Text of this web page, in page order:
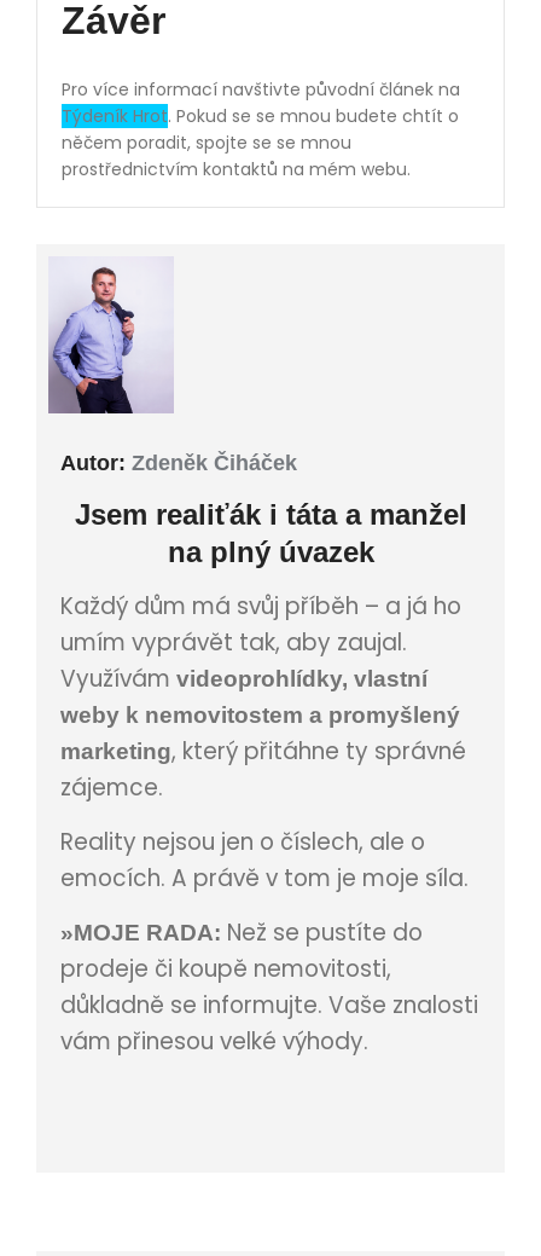
Závěr
Pro více informací navštivte původní článek na
Týdeník Hrot. Pokud se se mnou budete chtít o
něčem poradit, spojte se se mnou
prostřednictvím kontaktů na mém webu.
Autor: Zdeněk Čiháček
Jsem realiťák i táta a manžel
na plný úvazek
Každý dům má svůj příběh – a já ho
umím vyprávět tak, aby zaujal.
Využívám videoprohlídky, vlastní
weby k nemovitostem a promyšlený
marketing, který přitáhne ty správné
zájemce.
Reality nejsou jen o číslech, ale o
emocích. A právě v tom je moje síla.
»MOJE RADA: Než se pustíte do
prodeje či koupě nemovitosti,
důkladně se informujte. Vaše znalosti
vám přinesou velké výhody.